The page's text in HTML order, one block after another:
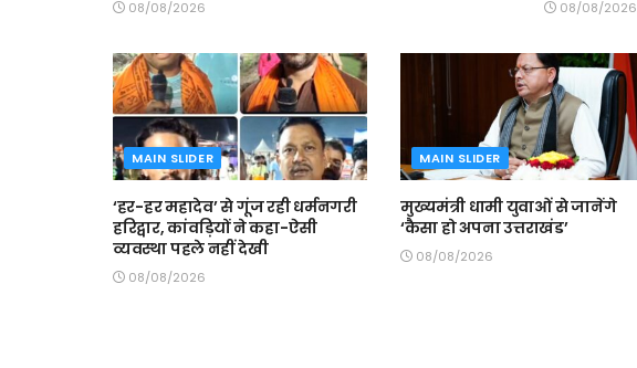
08/08/2026 08/08/2026
MAIN SLIDER
‘हर-हर महादेव’ से गूंज रही धर्मनगरी
हरिद्वार, कांवड़ियों ने कहा-ऐसी
व्यवस्था पहले नहीं देखी
08/08/2026
MAIN SLIDER
मुख्यमंत्री धामी युवाओं से जानेंगे
‘कैसा हो अपना उत्तराखंड’
08/08/2026